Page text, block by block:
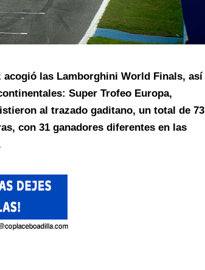
acogió las Lamborghini World Finals, así
Super Trofeo Europa,
al trazado gaditano, un total de 73
con 31 ganadores diferentes en las